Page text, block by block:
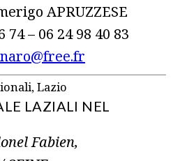
APRUZZESE
74 – 06 24 98 40 83
Lazio
LAZIALI NEL
Fabien,